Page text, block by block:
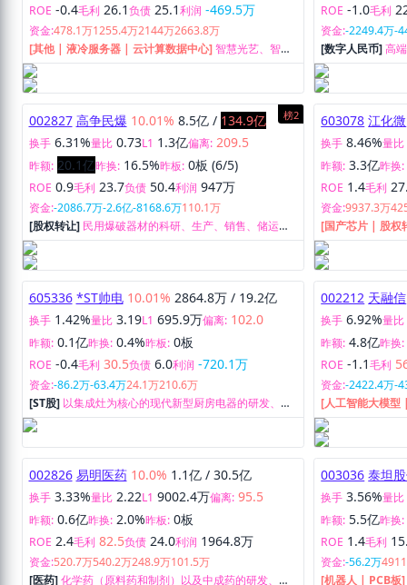
ROE -0.4毛利 26.1负债 25.1利润 -469.5万
资金:478.1万1255.4万2144万2663.8万
[其他 | 液冷服务器 | 云计算数据中心]智慧光艺、智慧
文旅、智慧城域三大业务板块、HAO数字孪生融合网络
平台、豪能汇新能源。
ROE -1.0毛利
资金:-2249.4万-
[数字人民币]高
务。
榜2
002827 高争民爆 10.01% 8.5亿 / 134.9亿
换手 6.31%量比 0.73L1 1.3亿偏离: 209.5
昨额: 20.1亿昨换: 16.5%昨板: 0板 (6/5)
ROE 0.9毛利 23.7负债 50.4利润 947万
资金:-2086.7万-2.6亿-8168.6万110.1万
[股权转让] 民用爆破器材的科研、生产、销售、储运以
及爆破工程设计、施工服务。
603078 江化微
换手 8.46%量比
昨额: 3.3亿昨换:
ROE 1.4毛利
资金:9937.3万
[国产芯片 | 股权
配套试剂等湿电
605336 *ST帅电 10.01% 2864.8万 / 19.2亿
换手 1.42%量比 3.19L1 695.9万偏离: 102.0
昨额: 0.1亿昨换: 0.4%昨板: 0板
ROE -0.4毛利 30.5负债 6.0利润 -720.1万
资金:-86.2万-63.4万24.1万210.6万
[ST股] 以集成灶为核心的现代新型厨房电器的研发、设
计、生产和销售。
002212 天融信
换手 6.92%量比
昨额: 4.8亿昨换:
ROE -1.1毛利
资金:-2422.4万-
[人工智能大模
产品和安全服务
002826 易明医药 10.0% 1.1亿 / 30.5亿
换手 3.33%量比 2.22L1 9002.4万偏离: 95.5
昨额: 0.6亿昨换: 2.0%昨板: 0板
ROE 2.4毛利 82.5负债 24.0利润 1964.8万
资金:520.7万540.2万248.9万101.5万
[医药]化学药（原料药和制剂）以及中成药的研发、生
003036 泰坦
换手 3.56%量比
昨额: 5.5亿昨换:
ROE 1.4毛利
资金:-56.2万
[机器人 | PCB